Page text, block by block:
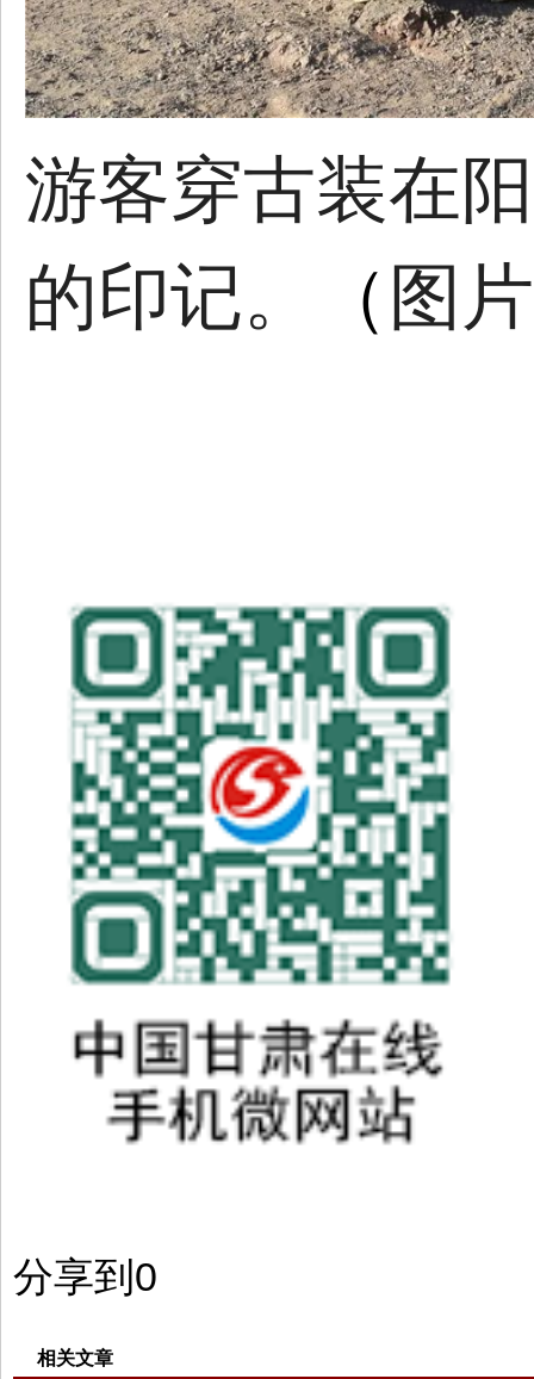
游客穿古装在
的印记。
（图
分享到 0
相关文章